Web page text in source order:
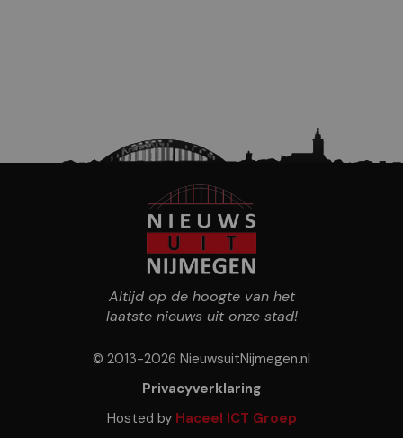
Altijd op de hoogte van het
laatste nieuws uit onze stad!
© 2013-2026 NieuwsuitNijmegen.nl
Privacyverklaring
Hosted by Haceel ICT Groep